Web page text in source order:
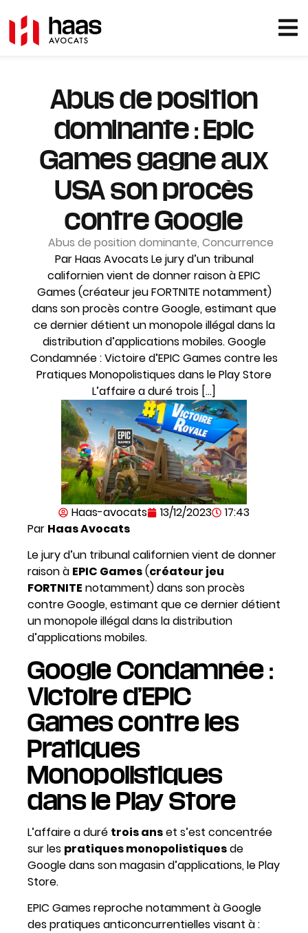
Abus de position
dominante : Epic
Games gagne aux
USA son procès
contre Google
Abus de position dominante, Concurrence
Par Haas Avocats Le jury d’un tribunal
californien vient de donner raison à EPIC
Games (créateur jeu FORTNITE notamment)
dans son procès contre Google, estimant que
ce dernier détient un monopole illégal dans la
distribution d’applications mobiles. Google
Condamnée : Victoire d’EPIC Games contre les
Pratiques Monopolistiques dans le Play Store
L’affaire a duré trois […]
Haas-avocats 13/12/2023
17:43
Par Haas Avocats
Le jury d’un tribunal californien vient de donner
raison à EPIC Games(créateur jeu
FORTNITE notamment) dans son procès
contre Google, estimant que ce dernier détient
un monopole illégal dans la distribution
d’applications mobiles.
Google Condamnée :
Victoire d’EPIC
Games contre les
Pratiques
Monopolistiques
dans le Play Store
L’affaire a duré trois anset s’est concentrée
sur les pratiques monopolistiquesde
Google dans son magasin d’applications, le Play
Store.
EPIC Games reproche notamment à Google
des pratiques anticoncurrentielles visant à :